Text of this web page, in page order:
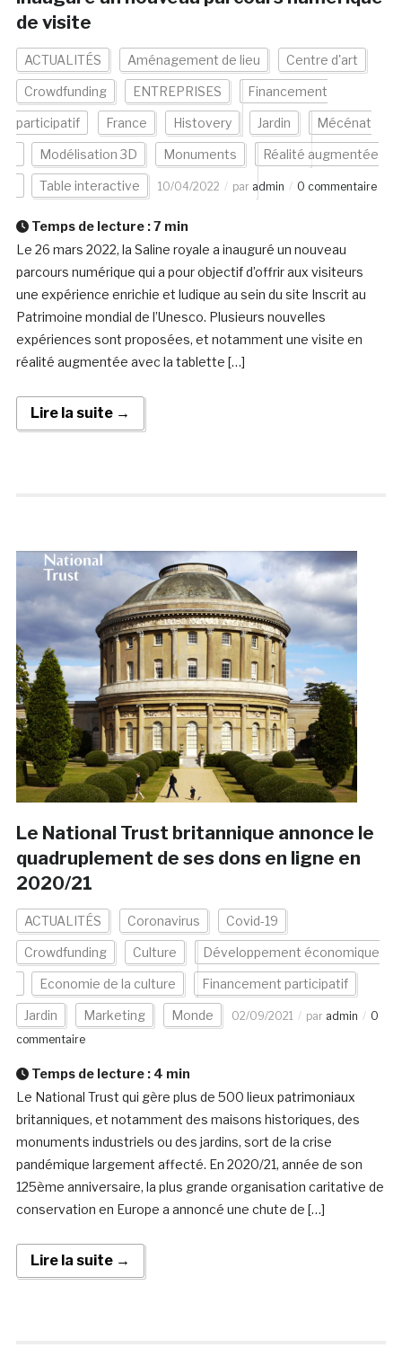
de visite
ACTUALITÉS Aménagement de lieu Centre d'art
Crowdfunding ENTREPRISES Financement
participatif France Histovery Jardin Mécénat
Modélisation 3D Monuments Réalité augmentée
Table interactive 10/04/2022 par admin 0 commentaire
Temps de lecture :7 min
Le 26 mars 2022, la Saline royale a inauguré un nouveau
parcours numérique qui a pour objectif d’offrir aux visiteurs
une expérience enrichie et ludique au sein du site Inscrit au
Patrimoine mondial de l’Unesco. Plusieurs nouvelles
expériences sont proposées, et notamment une visite en
réalité augmentée avec la tablette […]
Lire la suite →
Le National Trust britannique annonce le
quadruplement de ses dons en ligne en
2020/21
ACTUALITÉS Coronavirus Covid-19
Crowdfunding Culture Développement économique
Economie de la culture Financement participatif
Jardin Marketing Monde 02/09/2021 par admin
0
commentaire
Temps de lecture : 4 min
Le National Trust qui gère plus de 500 lieux patrimoniaux
britanniques, et notamment des maisons historiques, des
monuments industriels ou des jardins, sort de la crise
pandémique largement affecté. En 2020/21, année de son
125ème anniversaire, la plus grande organisation caritative de
conservation en Europe a annoncé une chute de […]
Lire la suite →